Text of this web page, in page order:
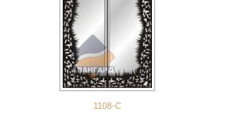
1108-С